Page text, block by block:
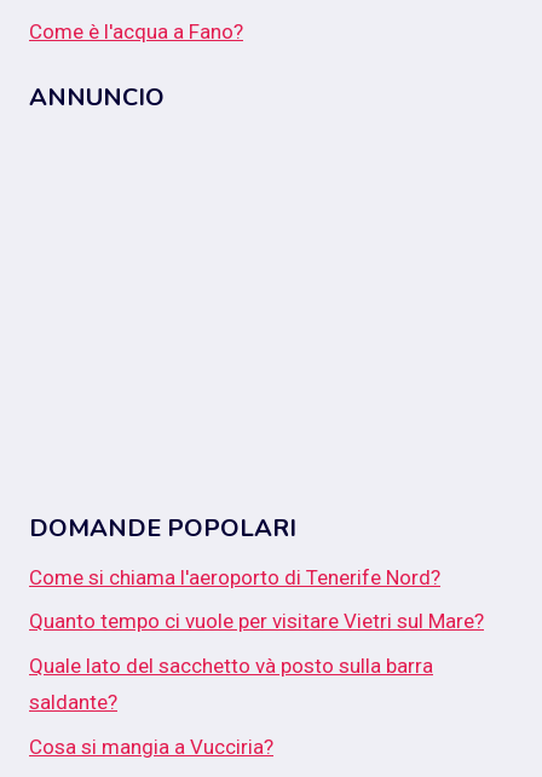
Come è l'acqua a Fano?
ANNUNCIO
DOMANDE POPOLARI
Come si chiama l'aeroporto di Tenerife Nord?
Quanto tempo ci vuole per visitare Vietri sul Mare?
Quale lato del sacchetto và posto sulla barra
saldante?
Cosa si mangia a Vucciria?